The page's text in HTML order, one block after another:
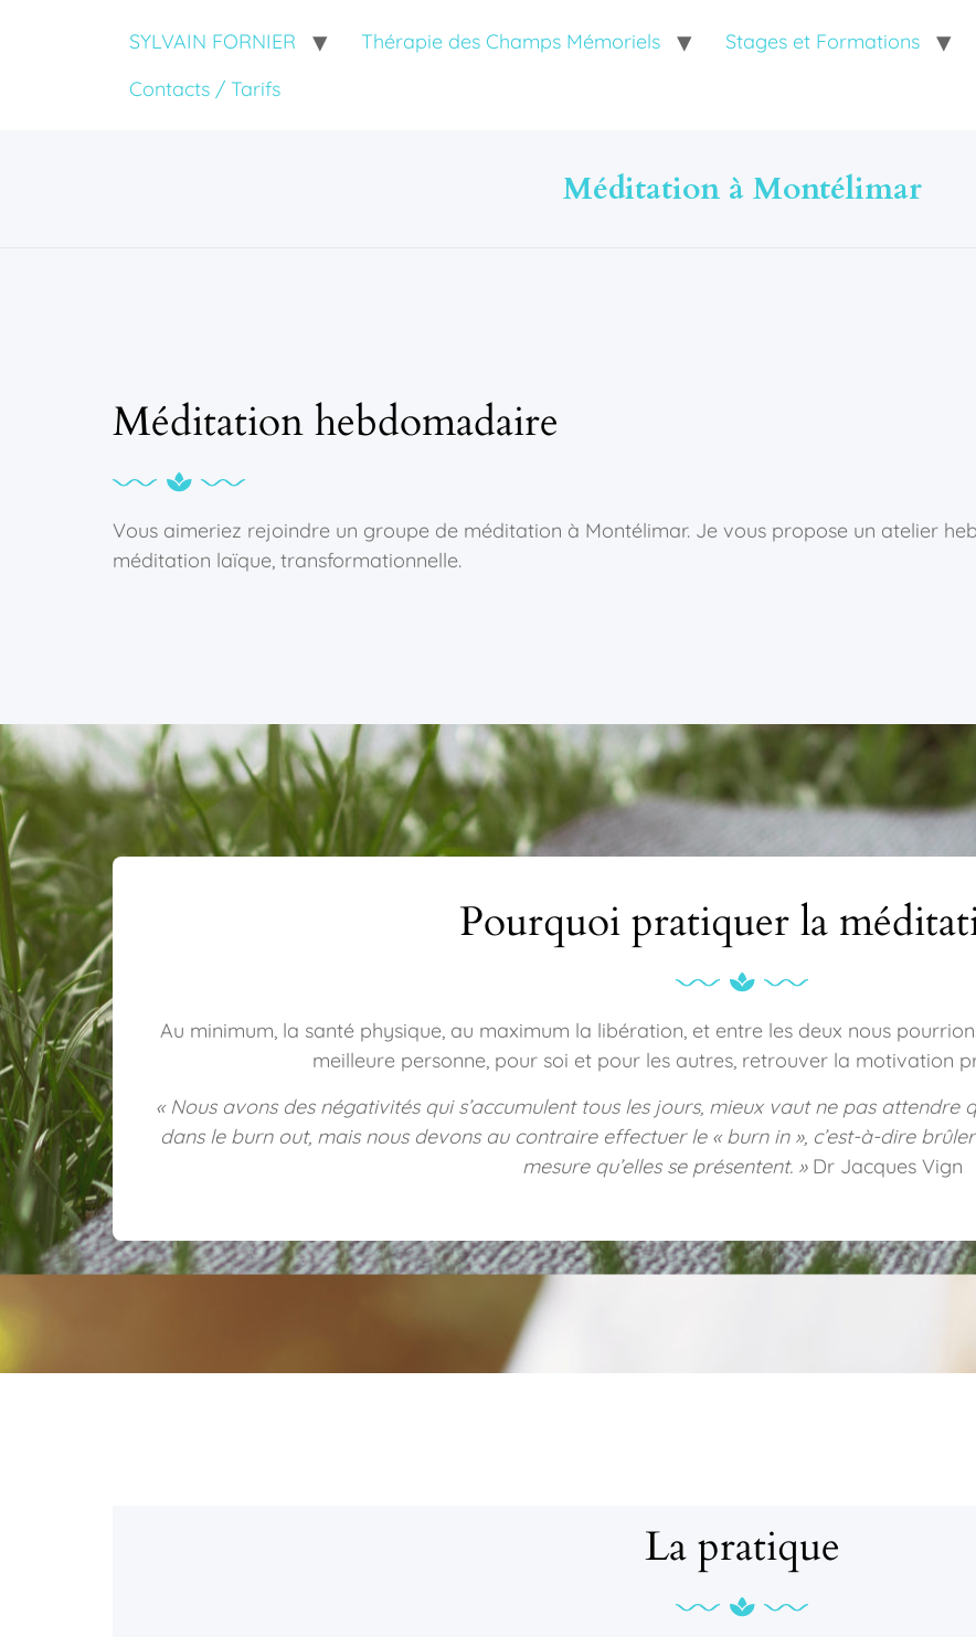
SYLVAIN FORNIER Thérapie des Champs Mémoriels Stages et Formations
Contacts / Tarifs
Méditation à Montélimar
Méditation hebdomadaire
Vous aimeriez rejoindre un groupe de méditation à Montélimar. Je vous propose un atelier
méditation laïque, transformationnelle.
Pourquoi pratiquer la
Au minimum, la santé physique, au maximum la libération, et entre les deux nous
meilleure personne, pour soi et pour les autres, retrouver la motivation
« Nous avons des négativités qui s’accumulent tous les jours, mieux vaut ne pas attendre
dans le burn out, mais nous devons au contraire effectuer le « burn in », c’est-à-dire
mesure qu’elles se présentent. »Dr Jacques Vign
La pratique